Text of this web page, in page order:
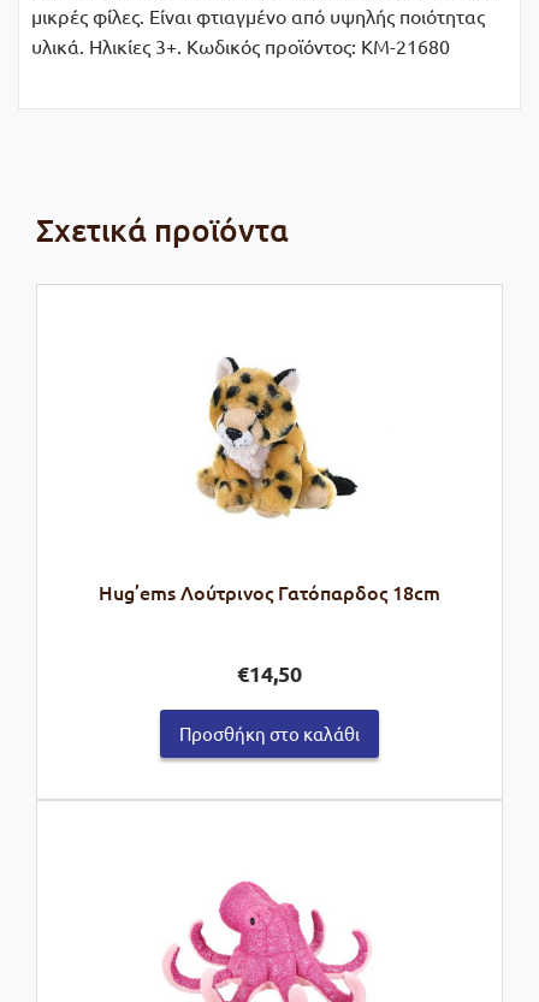
μικρές φίλες. Είναι φτιαγμένο από υψηλής ποιότητας
υλικά. Ηλικίες 3+. Κωδικός προϊόντος: KM-21680
Σχετικά προϊόντα
Hug’ems Λούτρινος Γατόπαρδος 18cm
€14,50
Προσθήκη στο καλάθι